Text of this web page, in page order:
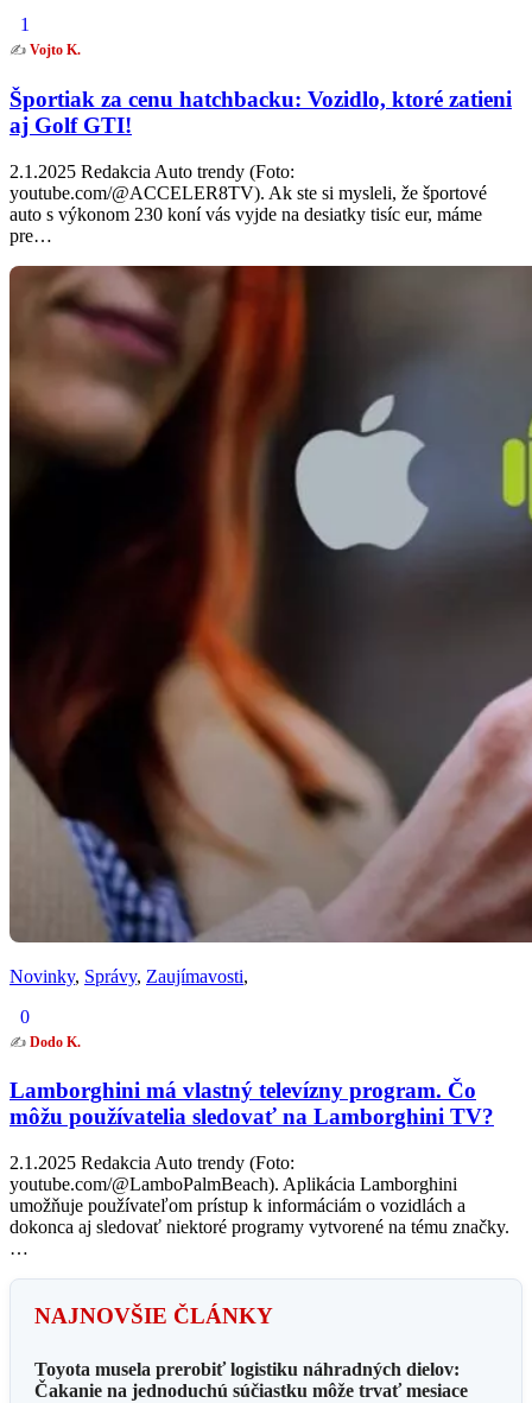
1
✍️ Vojto K.
Športiak za cenu hatchbacku: Vozidlo, ktoré zatieni
aj Golf GTI!
2.1.2025 Redakcia Auto trendy (Foto:
youtube.com/@ACCELER8TV). Ak ste si mysleli, že športové
auto s výkonom 230 koní vás vyjde na desiatky tisíc eur, máme
pre…
Novinky, Správy, Zaujímavosti,
0
✍️ Dodo K.
Lamborghini má vlastný televízny program. Čo
môžu používatelia sledovať na Lamborghini TV?
2.1.2025 Redakcia Auto trendy (Foto:
youtube.com/@LamboPalmBeach). Aplikácia Lamborghini
umožňuje používateľom prístup k informáciám o vozidlách a
dokonca aj sledovať niektoré programy vytvorené na tému značky.
…
NAJNOVŠIE ČLÁNKY
Toyota musela prerobiť logistiku náhradných dielov:
Čakanie na jednoduchú súčiastku môže trvať mesiace